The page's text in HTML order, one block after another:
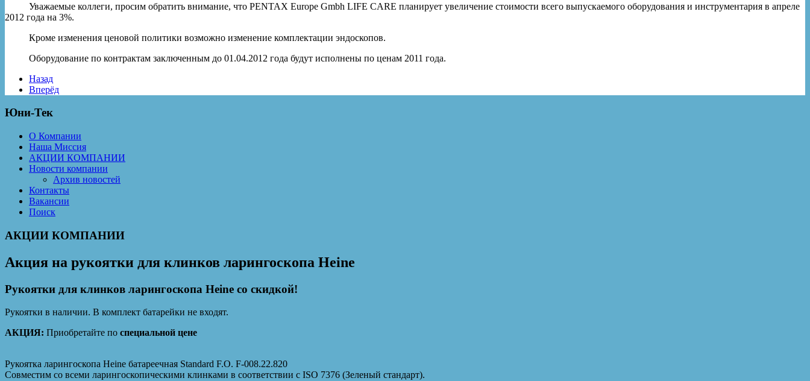
Уважаемые коллеги, просим обратить внимание, что PENTAX Europe Gmbh LIFE CARE планирует увеличение стоимости всего выпускаемого оборудования и инструментария в апреле
2012 года на 3%.
Кроме изменения ценовой политики возможно изменение комплектации эндоскопов.
Оборудование по контрактам заключенным до 01.04.2012 года будут исполнены по ценам 2011 года.
Назад
Вперёд
Юни-Тек
О Компании
Наша Миссия
АКЦИИ КОМПАНИИ
Новости компании
Архив новостей
Контакты
Вакансии
Поиск
АКЦИИ КОМПАНИИ
Акция на рукоятки для клинков ларингоскопа Heine
Рукоятки для клинков ларингоскопа Heine со скидкой!
Рукоятки в наличии. В комплект батарейки не входят.
АКЦИЯ: Приобретайте по специальной цене
Рукоятка ларингоскопа Heine батареечная Standard F.O. F-008.22.820
Совместим со всеми ларингоскопическими клинками в соответствии с ISO 7376 (Зеленый стандарт).